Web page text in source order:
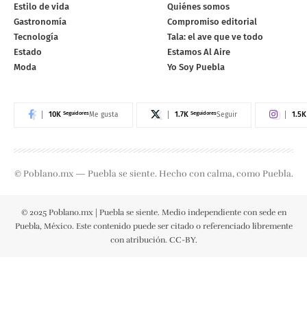
Estilo de vida
Gastronomía
Tecnología
Estado
Moda
Quiénes somos
Compromiso editorial
Tala: el ave que ve todo
Estamos Al Aire
Yo Soy Puebla
10K SeguidoresMe gusta 1.7K SeguidoresSeguir 1.5K
© Poblano.mx — Puebla se siente. Hecho con calma, como Puebla.
© 2025 Poblano.mx | Puebla se siente. Medio independiente con sede en
Puebla, México. Este contenido puede ser citado o referenciado libremente
con atribución. CC-BY.